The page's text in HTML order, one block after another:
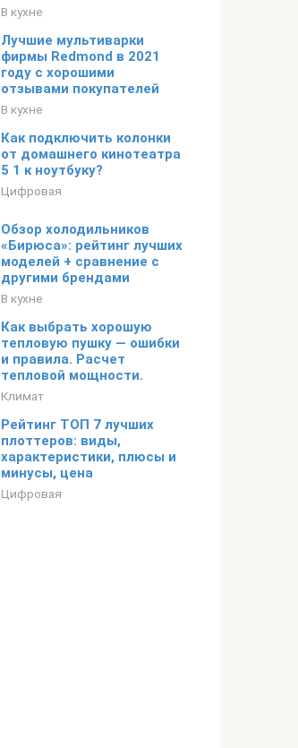
В кухне
Лучшие мультиварки
фирмы Redmond в 2021
году с хорошими
отзывами покупателей
В кухне
Как подключить колонки
от домашнего кинотеатра
5 1 к ноутбуку?
Цифровая
Обзор холодильников
«Бирюса»: рейтинг лучших
моделей + сравнение с
другими брендами
В кухне
Как выбрать хорошую
тепловую пушку — ошибки
и правила. Расчет
тепловой мощности.
Климат
Рейтинг ТОП 7 лучших
плоттеров: виды,
характеристики, плюсы и
минусы, цена
Цифровая